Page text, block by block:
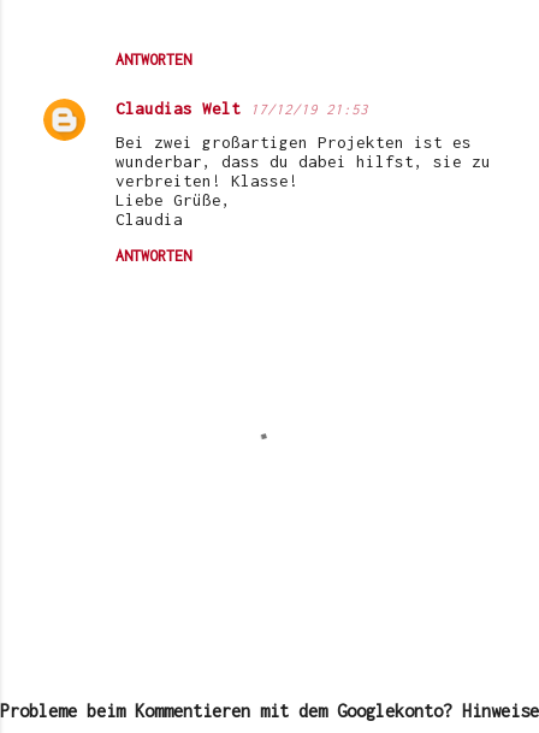
ANTWORTEN
Claudias Welt 17/12/19 21:53
Bei zwei großartigen Projekten ist es
wunderbar, dass du dabei hilfst, sie zu
verbreiten! Klasse!
Liebe Grüße,
Claudia
ANTWORTEN
m
m
Probleme beim Kommentieren mit dem Googlekonto? Hinweise